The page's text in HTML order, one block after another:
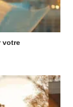
votre